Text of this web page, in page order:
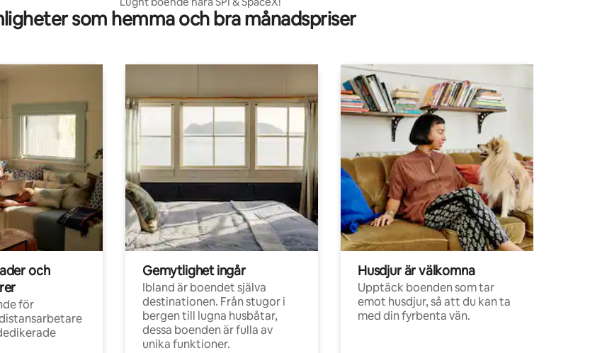
som hemma och bra månadspriser
och
för
Gemytlighet ingår
Ibland är boendet själva
destinationen. Från stugor i
bergen till lugna husbåtar,
dessa boenden är fulla av
unika funktioner.
Husdjur är välkomna
Upptäck boenden som tar
emot husdjur, så att du kan ta
med din fyrbenta vän.